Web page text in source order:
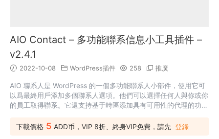
AIO Contact – 多功能聯系信息小工具插件 –
v2.4.1
2022-10-08 WordPress插件 258 推廣
AIO 聯系人是 WordPress 的一個多功能聯系人小部件，使用它可
以爲最終用戶添加多個聯系人選項。他們可以選擇任何人與你或你
的員工取得聯系。它還支持基于時區添加具有可用性的代理的功
配，以檢查代理是否可用并顯示代理是否可用。如果代理不可用，
下載價格 5 ADD币，VIP 8折、終身VIP免費，請先 登錄